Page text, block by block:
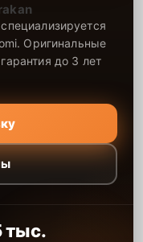
Оригинальные
до 3 лет
тыс.